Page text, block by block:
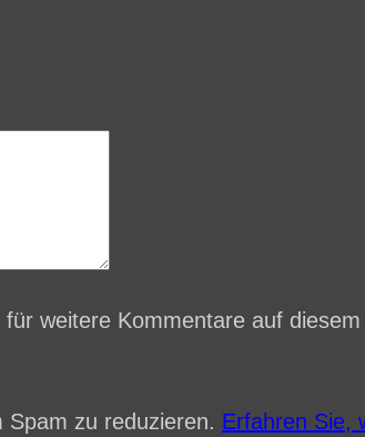
weitere Kommentare auf
Spam zu reduzieren. Erfahren Sie,